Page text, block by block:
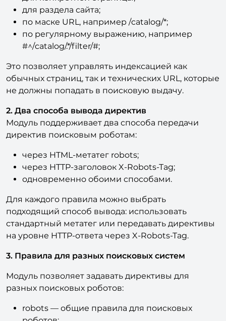
по маске URL, например /catalog/*;
по регулярному выражению, например
.*/filter/#;
Это позволяет управлять индексацией как
обычных страниц, так и технических URL, которые
не должны попадать в поисковую выдачу.
2. Два способа вывода директив
Модуль поддерживает два способа передачи
директив поисковым роботам:
через HTML-метатег robots;
через HTTP-заголовок X-Robots-Tag;
одновременно обоими способами.
Для каждого правила можно выбрать
подходящий способ вывода: использовать
стандартный метатег или передавать директивы
на уровне HTTP-ответа через X-Robots-Tag.
3. Правила для разных поисковых систем
Модуль позволяет задавать директивы для
разных поисковых роботов:
robots — общие правила для поисковых
роботов;
yandex — отдельные правила для Яндекса;